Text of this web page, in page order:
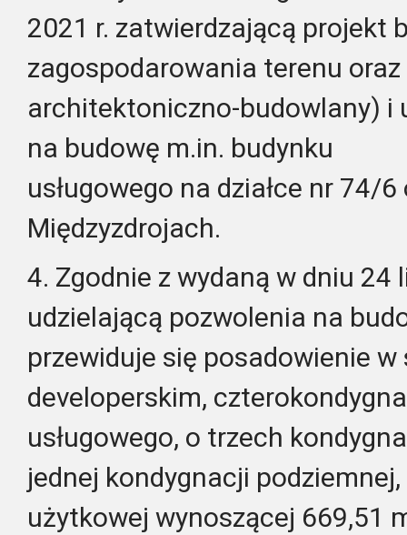
2021 r. zatwierdzającą projekt
zagospodarowania terenu
architektoniczno-budowlany) i
na budowę m.in. budynku
usługowego na działce nr 74/
Międzyzdrojach.
4. Zgodnie z wydaną w dniu 24
udzielającą pozwolenia na
przewiduje się posadowienie w
developerskim,
usługowego, o trzech
jednej kondygnacji
użytkowej wynoszącej 669,51